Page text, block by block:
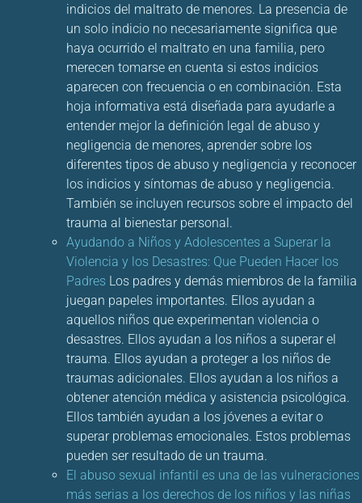
indicios del maltrato de menores. La presencia de
un solo indicio no necesariamente significa que
haya ocurrido el maltrato en una familia, pero
merecen tomarse en cuenta si estos indicios
aparecen con frecuencia o en combinación. Esta
hoja informativa está diseñada para ayudarle a
entender mejor la definición legal de abuso y
negligencia de menores, aprender sobre los
diferentes tipos de abuso y negligencia y reconocer
los indicios y síntomas de abuso y negligencia.
También se incluyen recursos sobre el impacto del
trauma al bienestar personal.
Ayudando a Niños y Adolescentes a Superar la
Violencia y los Desastres: Que Pueden Hacer los
Padres Los padres y demás miembros de la familia
juegan papeles importantes. Ellos ayudan a
aquellos niños que experimentan violencia o
desastres. Ellos ayudan a los niños a superar el
trauma. Ellos ayudan a proteger a los niños de
traumas adicionales. Ellos ayudan a los niños a
obtener atención médica y asistencia psicológica.
Ellos también ayudan a los jóvenes a evitar o
superar problemas emocionales. Estos problemas
pueden ser resultado de un trauma.
El abuso sexual infantil es una de las vulneraciones
más serias a los derechos de los niños y las niñas